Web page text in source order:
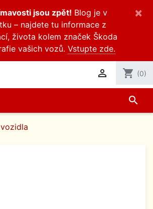
jsou zpět! Blog je v
– najdete tu informace z
života kolem značek Škoda
vašich vozů. Vstupte zde.
×
 shopping_cart (0)
search